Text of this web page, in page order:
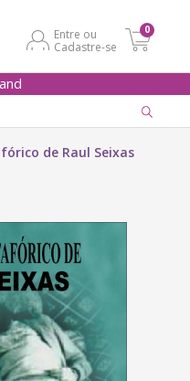
Entre ou
Cadastre-se
0
de Raul Seixas